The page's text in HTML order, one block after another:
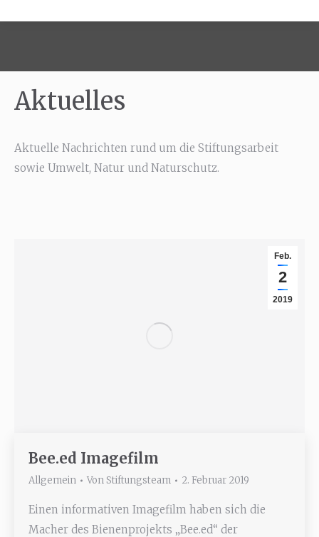
Aktuelles
Aktuelle Nachrichten rund um die Stiftungsarbeit
sowie Umwelt, Natur und Naturschutz.
Feb.
2
2019
Bee.ed Imagefilm
Allgemein Von Stiftungsteam 2. Februar 2019
Einen informativen Imagefilm haben sich die
Macher des Bienenprojekts „Bee.ed“ der